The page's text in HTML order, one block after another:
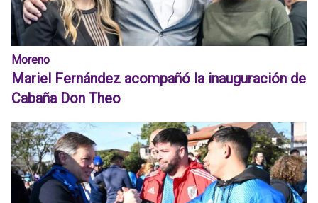
Moreno
Mariel Fernández acompañó la inauguración de
Cabaña Don Theo